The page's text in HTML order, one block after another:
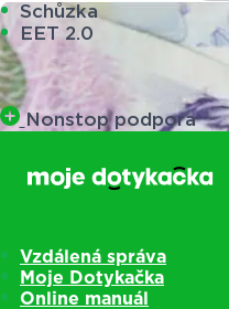
Schůzka
EET 2.0
Nonstop podpora
Vzdálená správa
Moje Dotykačka
Online manuál